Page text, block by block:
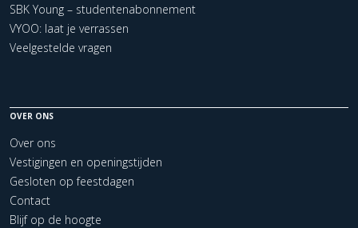
SBK Young – studentenabonnement
VYOO: laat je verrassen
Veelgestelde vragen
OVER ONS
Over ons
Vestigingen en openingstijden
Gesloten op feestdagen
Contact
Blijf op de hoogte